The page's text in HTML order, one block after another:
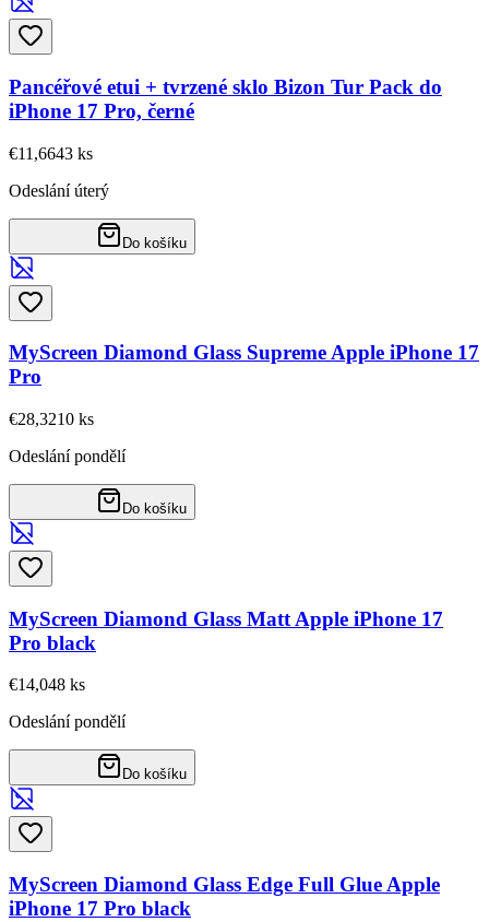
Pancéřové etui + tvrzené sklo Bizon Tur Pack do
iPhone 17 Pro, černé
€11,6643 ks
Odeslání úterý
Do košíku
MyScreen Diamond Glass Supreme Apple iPhone 17
Pro
€28,3210 ks
Odeslání pondělí
Do košíku
MyScreen Diamond Glass Matt Apple iPhone 17
Pro black
€14,048 ks
Odeslání pondělí
Do košíku
MyScreen Diamond Glass Edge Full Glue Apple
iPhone 17 Pro black